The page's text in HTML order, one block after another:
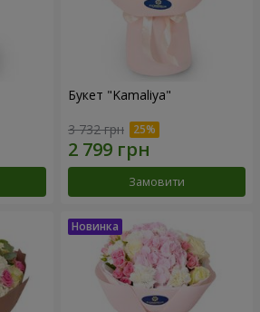
Букет "Kamaliya"
3 732 грн
Замовити